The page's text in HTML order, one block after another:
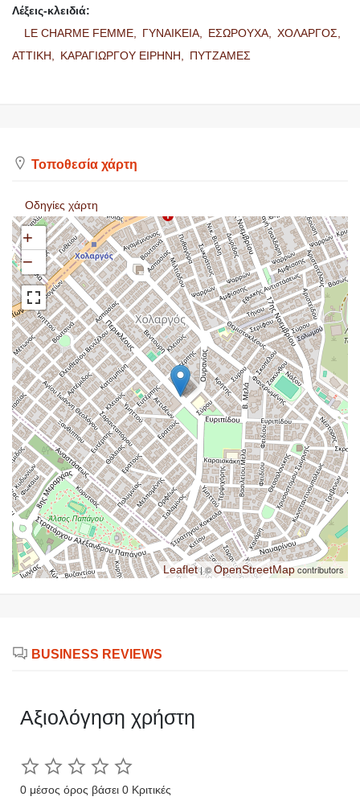
Λέξεις-κλειδιά:
LE CHARME FEMME,
ΓΥΝΑΙΚΕΙΑ, ΕΣΩΡΟΥΧΑ,
ΧΟΛΑΡΓΟΣ,
ΑΤΤΙΚΗ,
ΚΑΡΑΓΙΩΡΓΟΥ ΕΙΡΗΝΗ, ΠΥΤΖΑΜΕΣ
Τοποθεσία χάρτη
Οδηγίες χάρτη
+
−
Leaflet| ©OpenStreetMapcontributors
BUSINESS REVIEWS
Αξιολόγηση χρήστη
0 μέσος όρος βάσει 0 Κριτικές